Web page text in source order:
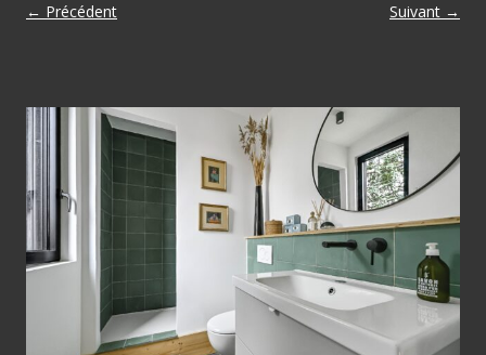
← Précédent Suivant →